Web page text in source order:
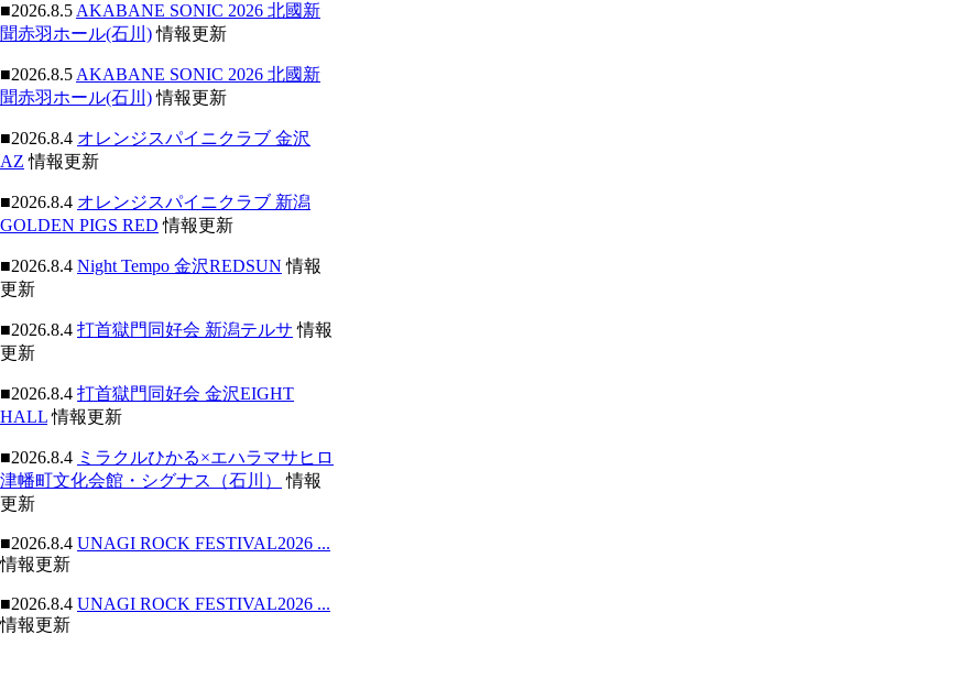
■2026.8.5 AKABANE SONIC 2026 北國新
聞赤羽ホール(石川)情報更新
■2026.8.5 AKABANE SONIC 2026 北國新
聞赤羽ホール(石川)情報更新
■2026.8.4 オレンジスパイニクラブ 金沢
AZ 情報更新
■2026.8.4 オレンジスパイニクラブ 新潟
GOLDEN PIGS RED 情報更新
■2026.8.4 Night Tempo 金沢REDSUN 情報
更新
■2026.8.4 打首獄門同好会 新潟テルサ 情報
更新
■2026.8.4 打首獄門同好会 金沢EIGHT
HALL情報更新
■2026.8.4 ミラクルひかる×エハラマサヒロ
津幡町文化会館・シグナス（石川）
情報
更新
■2026.8.4 UNAGI ROCK FESTIVAL2026 ...
情報更新
■2026.8.4 UNAGI ROCK FESTIVAL2026 ...
情報更新